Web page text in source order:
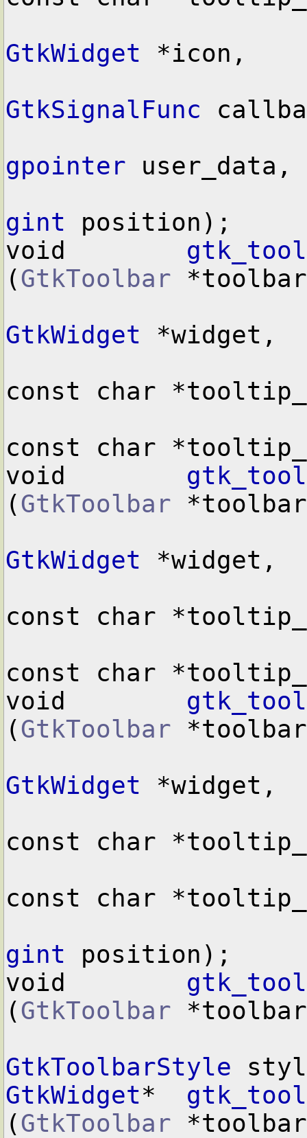
GtkWidget *icon,
GtkSignalFunc
gpointer user_data,
gint position);
void
(GtkToolbar
GtkWidget *widget,
const char
const char
void
(GtkToolbar
GtkWidget *widget,
const char
const char
void
(GtkToolbar
GtkWidget *widget,
const char
const char
gint position);
void
(GtkToolbar
GtkToolbarStyle
GtkWidget*
(GtkToolbar